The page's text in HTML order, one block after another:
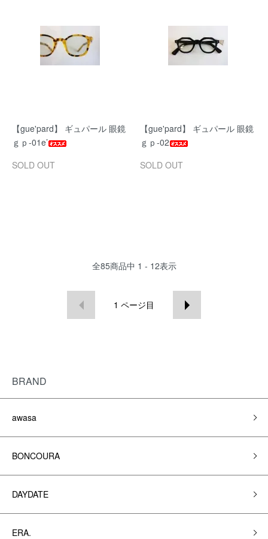
【gue'pard】 ギュパール 眼鏡
ｇｐ-01e’
SOLD OUT
【gue'pard】 ギュパール 眼鏡
ｇｐ-02
SOLD OUT
全85商品中 1 - 12表示
1 ページ目
BRAND
awasa
BONCOURA
DAYDATE
ERA.